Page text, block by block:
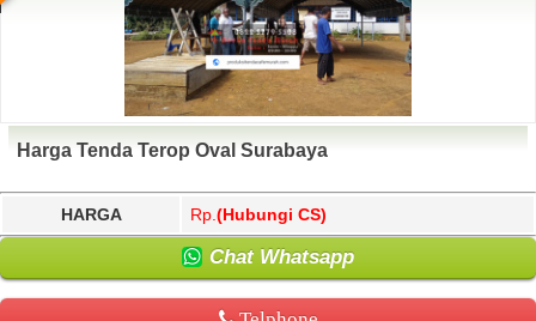
Harga Tenda Terop Oval Surabaya
HARGA Rp. (Hubungi CS)
Chat Whatsapp